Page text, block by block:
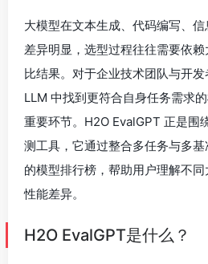
大模型在文本生成、代码编写、
差异明显，选型过程往往需要依
比结果。对于企业技术团队与开
LLM 中找到更符合自身任务需求
重要环节。H2O EvalGPT 正是围
测工具，它通过整合多任务与多
的模型排行榜，帮助用户理解不
性能差异。
H2O EvalGPT是什么？